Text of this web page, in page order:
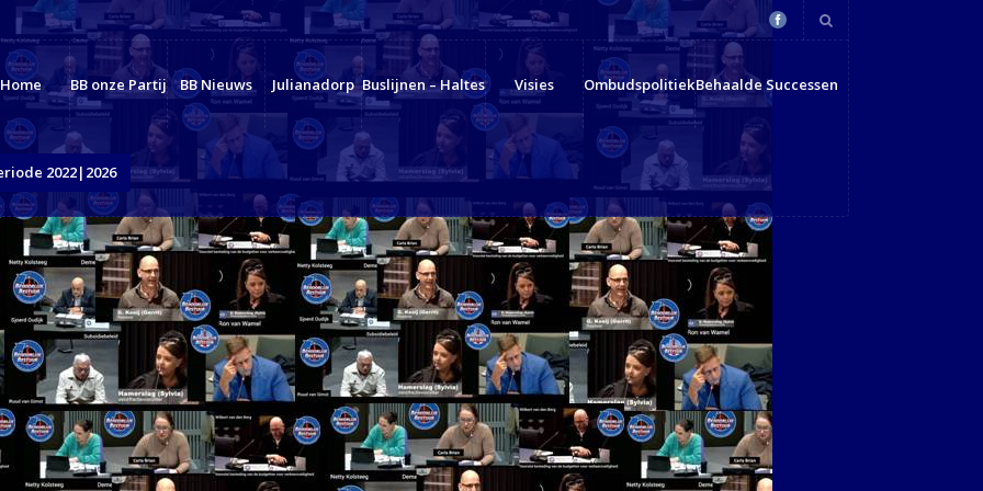
Home BB onze Partij BB Nieuws Julianadorp Buslijnen – Haltes Visies OmbudspolitiekBehaalde Successen
2022|2026